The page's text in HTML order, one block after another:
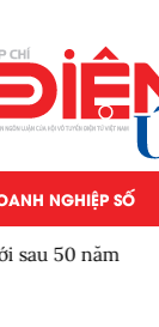
NGHIỆP SỐ
50 năm